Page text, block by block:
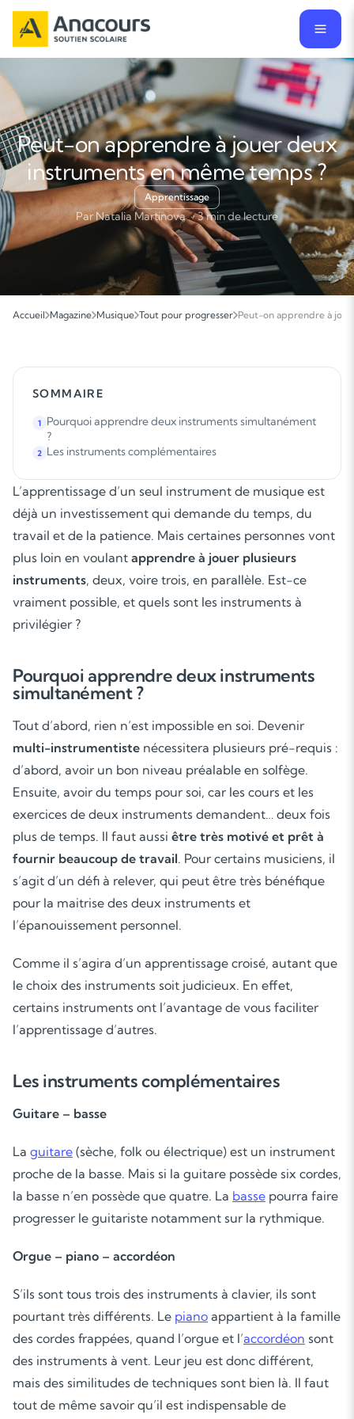
Peut-on apprendre à jouer deux
instruments en même temps ?
Apprentissage
Par Natalia Martinova · 3 min de lecture
Accueil Magazine Musique Tout pour progresser Peut-on apprendre à
SOMMAIRE
1
Pourquoi apprendre deux instruments simultanément
?
2 Les instruments complémentaires
L’apprentissage d’un seul instrument de musique est
déjà un investissement qui demande du temps, du
travail et de la patience. Mais certaines personnes vont
plus loin en voulant apprendre à jouer plusieurs
instruments, deux, voire trois, en parallèle. Est-ce
vraiment possible, et quels sont les instruments à
privilégier ?
Pourquoi apprendre deux instruments
simultanément ?
Tout d’abord, rien n’est impossible en soi. Devenir
multi-instrumentiste nécessitera plusieurs pré-requis :
d’abord, avoir un bon niveau préalable en solfège.
Ensuite, avoir du temps pour soi, car les cours et les
exercices de deux instruments demandent… deux fois
plus de temps. Il faut aussi être très motivé et prêt à
fournir beaucoup de travail. Pour certains musiciens, il
s’agit d’un défi à relever, qui peut être très bénéfique
pour la maitrise des deux instruments et
l’épanouissement personnel.
Comme il s’agira d’un apprentissage croisé, autant que
le choix des instruments soit judicieux. En effet,
certains instruments ont l’avantage de vous faciliter
l’apprentissage d’autres.
Les instruments complémentaires
Guitare – basse
La guitare (sèche, folk ou électrique) est un instrument
proche de la basse. Mais si la guitare possède six cordes,
la basse n’en possède que quatre. La basse pourra faire
progresser le guitariste notamment sur la rythmique.
Orgue – piano – accordéon
S’ils sont tous trois des instruments à clavier, ils sont
pourtant très différents. Le piano appartient à la famille
des cordes frappées, quand l’orgue et l’accordéon sont
des instruments à vent. Leur jeu est donc différent,
mais des similitudes de techniques sont bien là. Il faut
tout de même savoir qu’il est indispensable de